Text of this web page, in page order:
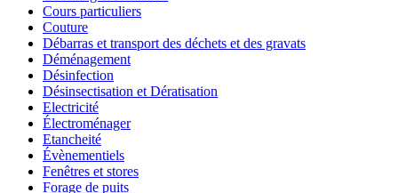
Cours particuliers
Couture
Débarras et transport des déchets et des gravats
Déménagement
Désinfection
Désinsectisation et Dératisation
Electricité
Électroménager
Etancheité
Évènementiels
Fenêtres et stores
Forage de puits